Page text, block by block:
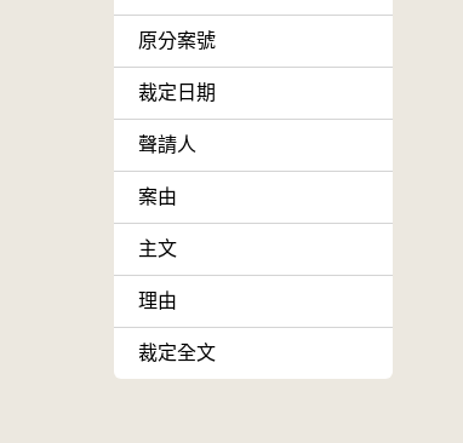
原分案號
裁定日期
聲請人
案由
主文
理由
裁定全文